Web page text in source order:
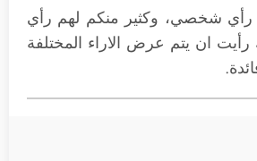
شخصي، وكثير منكم لهم رأي
ان يتم عرض الاراء المختلفة